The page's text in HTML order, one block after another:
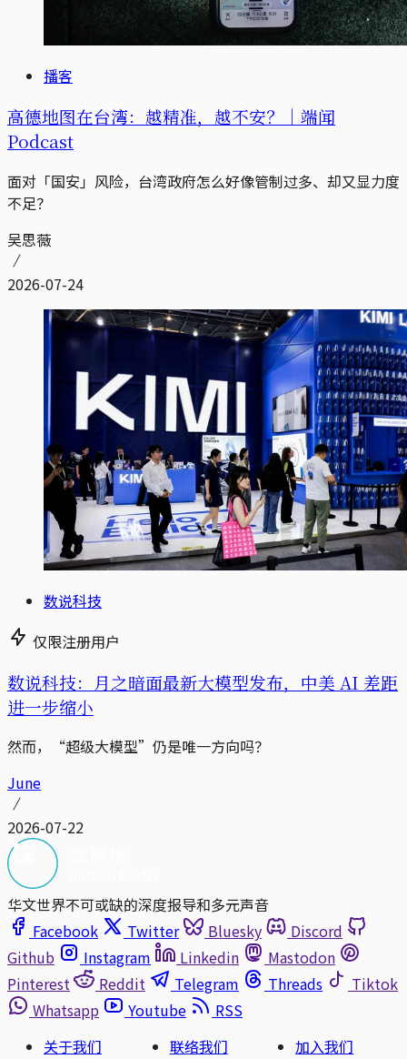
播客
高德地图在台湾：越精准，越不安？｜端闻
Podcast
面对「国安」风险，台湾政府怎么好像管制过多、却又显力度
不足？
吴思薇
2026-07-24
数说科技
仅限注册用户
数说科技：月之暗面最新大模型发布，中美 AI 差距
进一步缩小
然而，“超级大模型”仍是唯一方向吗？
June
2026-07-22
华文世界不可或缺的深度报导和多元声音
Facebook
Twitter Bluesky
Discord
Github
Instagram Linkedin
Mastodon
Pinterest
Reddit Telegram Threads
Tiktok
Whatsapp
Youtube
RSS
关于我们
联络我们
加入我们